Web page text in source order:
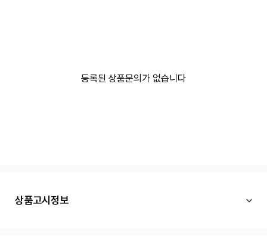
등록된 상품문의가 없습니다
상품고시정보